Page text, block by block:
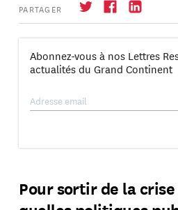
PARTAGER
→
Abonnez-vous à nos Lettres
actualités du Grand Continent
Pour sortir de la